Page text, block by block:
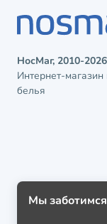
НосМаг, 2010-2026
Интернет-
белья
Мы